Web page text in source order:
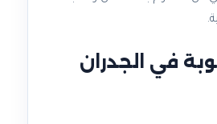
في الجدران